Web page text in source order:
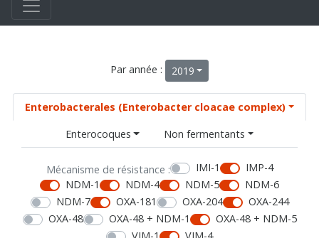
Par année : 2019
Enterobacterales (Enterobacter cloacae complex)
Enterocoques
Non fermentants
Mécanisme de résistance : IMI-1
IMP-4
NDM-1
NDM-4 NDM-5
NDM-6
NDM-7
OXA-181 OXA-204
OXA-244
OXA-48
OXA-48 + NDM-1
OXA-48 + NDM-5